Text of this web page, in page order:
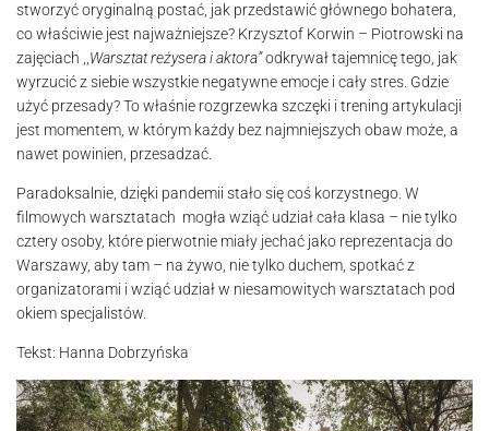
stworzyć oryginalną postać, jak przedstawić głównego bohatera,
co właściwie jest najważniejsze? Krzysztof Korwin – Piotrowski na
zajęciach ,, Warsztat reżysera i aktora”odkrywał tajemnicę tego, jak
wyrzucić z siebie wszystkie negatywne emocje i cały stres. Gdzie
użyć przesady? To właśnie rozgrzewka szczęki i trening artykulacji
jest momentem, w którym każdy bez najmniejszych obaw może, a
nawet powinien, przesadzać.
Paradoksalnie, dzięki pandemii stało się coś korzystnego. W
filmowych warsztatach mogła wziąć udział cała klasa – nie tylko
cztery osoby, które pierwotnie miały jechać jako reprezentacja do
Warszawy, aby tam – na żywo, nie tylko duchem, spotkać z
organizatorami i wziąć udział w niesamowitych warsztatach pod
okiem specjalistów.
Tekst: Hanna Dobrzyńska